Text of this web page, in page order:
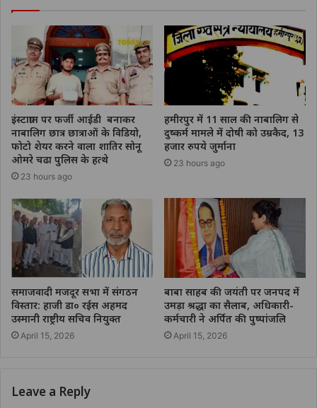
इंस्टाग्राम पर फर्जी आईडी बनाकर
नाबालिग छात्र छात्राओं के विडियो,
फोटो शेयर करने वाला शातिर सोनू
ओमरे चढा पुलिस के हत्थे
23 hours ago
हमीरपुर में 11 साल की नाबालिग से
दुष्कर्म मामले में दोषी को उम्रकैद, 13
हजार रुपये जुर्माना
23 hours ago
समाजवादी मजदूर सभा में संगठन
विस्तार: हाजी डा० रईस अहमद
उस्मानी राष्ट्रीय सचिव नियुक्त
April 15, 2026
बाबा साहब की जयंती पर जनपद में
उमड़ा श्रद्धा का सैलाब, अधिकारी-
कर्मचारी ने अर्पित की पुष्पांजलि
April 15, 2026
Leave a Reply